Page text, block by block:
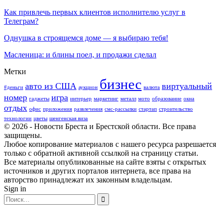
Как привлечь первых клиентов исполнителю услуг в
Телеграм?
Однушка в строящемся доме — я выбираю тебя!
Масленица: и блины поел, и продажи сделал
Метки
#деньги авто из США аукцион бизнес валюта виртуальный
номер гаджеты игра интерьер маркетинг металл мото образование окна
отдых офис приложения развлечения смс-рассылки стартап строительство
технологии цветы шенгенская виза
© 2026 - Новости Бреста и Брестской области. Все права
защищены.
Любое копирование материалов с нашего ресурса разрешается
только с обратной активной ссылкой на страницу статьи.
Все материалы опубликованные на сайте взяты с открытых
источников и других порталов интернета, все права на
авторство принадлежат их законным владельцам.
Sign in